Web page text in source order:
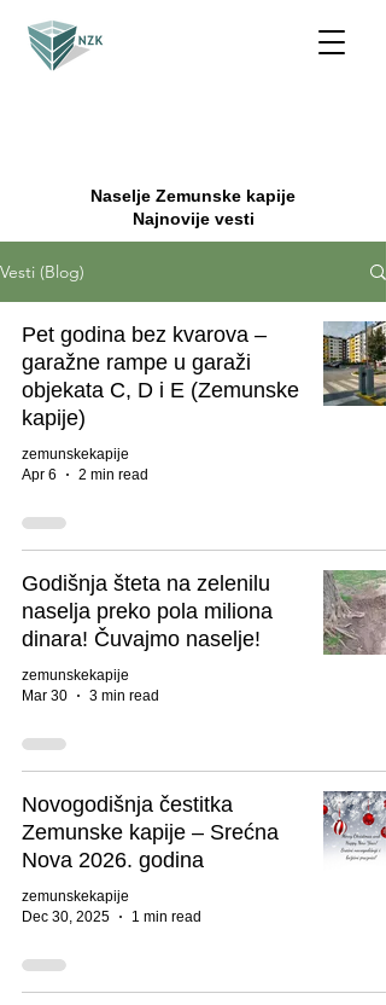
Naselje Zemunske kapije
Najnovije vesti
Vesti (Blog)
Pet godina bez kvarova –
garažne rampe u garaži
objekata C, D i E (Zemunske
kapije)
zemunskekapije
Apr 6
2 min read
Godišnja šteta na zelenilu
naselja preko pola miliona
dinara! Čuvajmo naselje!
zemunskekapije
Mar 30
3 min read
Novogodišnja čestitka
Zemunske kapije – Srećna
Nova 2026. godina
zemunskekapije
Dec 30, 2025
1 min read